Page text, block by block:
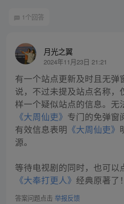
1个回答
月光之翼
2024年11月23日 21:21
有一个站点更新及时且无弹
说，不过未提及站点名称，
样一个疑似站点的信息。无
《大周仙吏》 专门的免弹窗
有效信息表明 《大周仙吏》
源。
等待电视剧的同时，也可以
《大奉打更人》 经典原著了！
答案问题点击 举报反馈